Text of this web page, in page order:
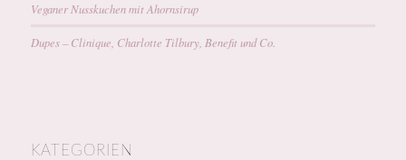
Veganer Nusskuchen mit Ahornsirup
Dupes – Clinique, Charlotte Tilbury, Benefit und Co.
KATEGORIEN